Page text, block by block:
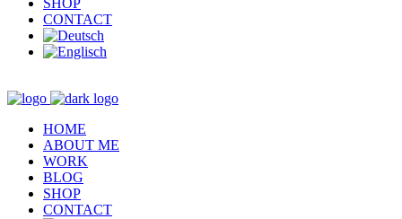
SHOP
CONTACT
HOME
ABOUT ME
WORK
BLOG
SHOP
CONTACT